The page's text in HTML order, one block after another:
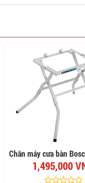
Chân máy cưa bàn
1,495,000